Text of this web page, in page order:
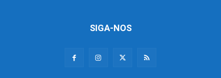
SIGA-NOS